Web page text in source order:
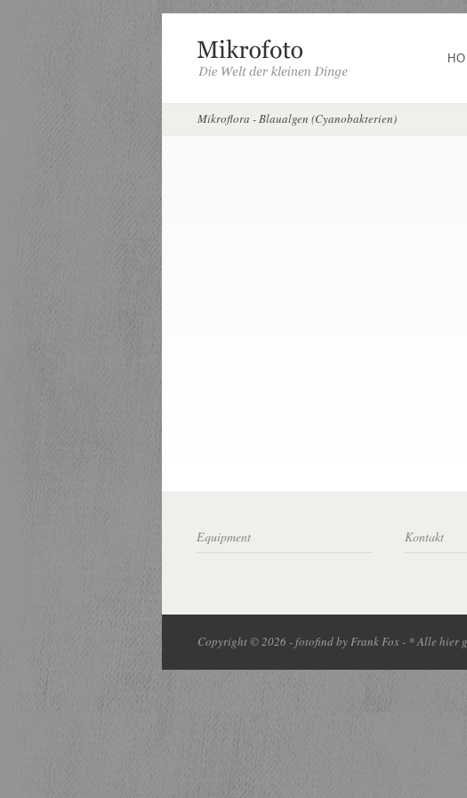
Mikroflora - Blaualgen (Cyanobakterien)
Equipment Kontakt
Copyright © 2026 - fotofind by Frank Fox - * Alle hier